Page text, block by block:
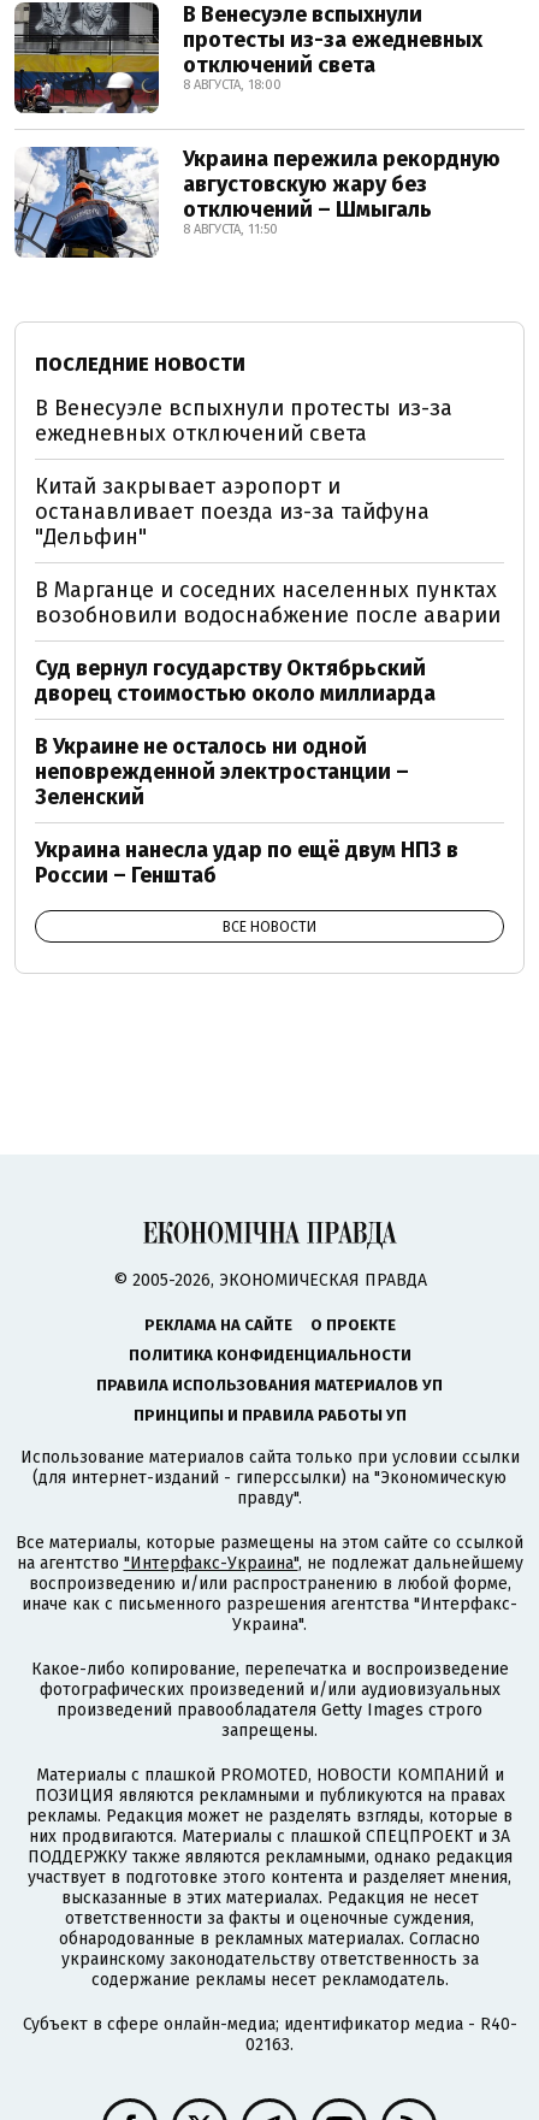
В Венесуэле вспыхнули
протесты из-за ежедневных
отключений света
8 АВГУСТА, 18:00
Украина пережила рекордную
августовскую жару без
отключений – Шмыгаль
8 АВГУСТА, 11:50
ПОСЛЕДНИЕ НОВОСТИ
В Венесуэле вспыхнули протесты из-за
ежедневных отключений света
Китай закрывает аэропорт и
останавливает поезда из-за тайфуна
"Дельфин"
В Марганце и соседних населенных пунктах
возобновили водоснабжение после аварии
Суд вернул государству Октябрьский
дворец стоимостью около миллиарда
В Украине не осталось ни одной
неповрежденной электростанции –
Зеленский
Украина нанесла удар по ещё двум НПЗ в
России – Генштаб
ВСЕ НОВОСТИ
© 2005-2026, ЭКОНОМИЧЕСКАЯ ПРАВДА
РЕКЛАМА НА САЙТЕ
О ПРОЕКТЕ
ПОЛИТИКА КОНФИДЕНЦИАЛЬНОСТИ
ПРАВИЛА ИСПОЛЬЗОВАНИЯ МАТЕРИАЛОВ УП
ПРИНЦИПЫ И ПРАВИЛА РАБОТЫ УП
Использование материалов сайта только при условии ссылки
(для интернет-изданий - гиперссылки) на "Экономическую
правду".
Все материалы, которые размещены на этом сайте со ссылкой
на агентство "Интерфакс-Украина", не подлежат дальнейшему
воспроизведению и/или распространению в любой форме,
иначе как с письменного разрешения агентства "Интерфакс-
Украина".
Какое-либо копирование, перепечатка и воспроизведение
фотографических произведений и/или аудиовизуальных
произведений правообладателя Getty Images строго
запрещены.
Материалы с плашкой PROMOTED, НОВОСТИ КОМПАНИЙ и
ПОЗИЦИЯ являются рекламными и публикуются на правах
рекламы. Редакция может не разделять взгляды, которые в
них продвигаются. Материалы с плашкой СПЕЦПРОЕКТ и ЗА
ПОДДЕРЖКУ также являются рекламными, однако редакция
участвует в подготовке этого контента и разделяет мнения,
высказанные в этих материалах. Редакция не несет
ответственности за факты и оценочные суждения,
обнародованные в рекламных материалах. Согласно
украинскому законодательству ответственность за
содержание рекламы несет рекламодатель.
Субъект в сфере онлайн-медиа; идентификатор медиа - R40-
02163.